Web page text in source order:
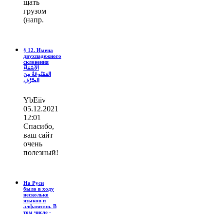
щать
грузом
(напр.
§ 12. Имена
двухпадежного
склонения
الأَسْمَاءُ
المَمْنُوعَةُ مِنَ
الصَّرْفِ
YbEiiv
05.12.2021
12:01
Спасибо,
ваш сайт
очень
полезный!
На Руси
было в ходу
несколько
языков и
алфавитов. В
том числе -